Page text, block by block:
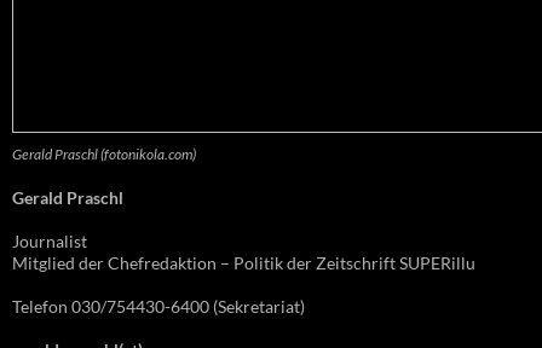
Gerald Praschl (fotonikola.com)
Gerald Praschl
Journalist
Mitglied der Chefredaktion – Politik der Zeitschrift SUPERillu
Telefon 030/754430-6400 (Sekretariat)